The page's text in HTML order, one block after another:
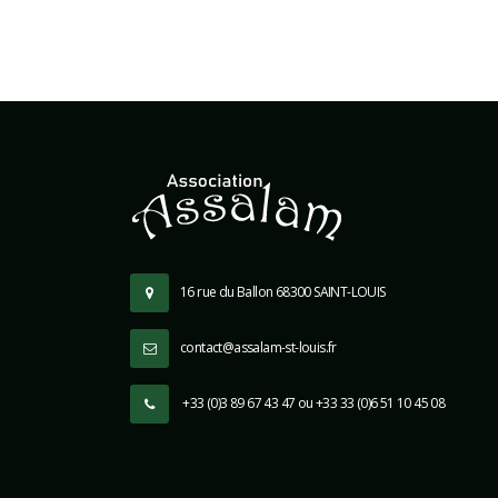
16 rue du Ballon 68300 SAINT-LOUIS
contact@assalam-st-louis.fr
+33 (0)3 89 67 43 47 ou +33 33 (0)6 51 10 45 08